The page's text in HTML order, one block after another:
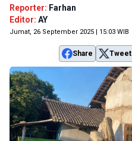
Reporter: Farhan
Editor: AY
Jumat, 26 September 2025 | 15:03 WIB
Share Tweet